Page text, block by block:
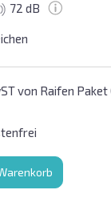
72 dB
von Raifen Paket